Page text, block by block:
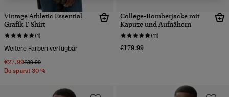
Vintage Athletic Essential
Grafik-T-Shirt
(1)
Weitere Farben verfügbar
€27.99Preis wurde reduziert von
€39.99bis
Du sparst 30 %
College-Bomberjacke mit
Kapuze und Aufnähern
(11)
€179.99